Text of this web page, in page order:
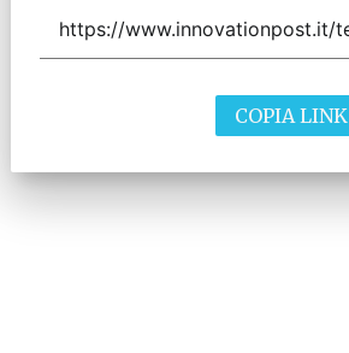
COPIA LINK